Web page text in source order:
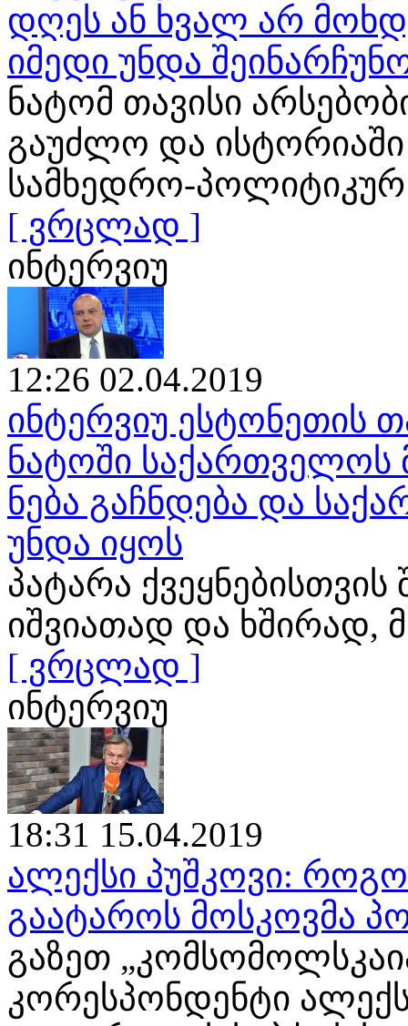
დღეს ან ხვალ არ
იმედი უნდა
ნატომ თავისი
გაუძლო და
სამხედრო-
[ ვრცლად ]
ინტერვიუ
12:26 02.04.2019
ინტერვიუ ესტონეთის
ნატოში საქართველოს
ნება გაჩნდება და
უნდა იყოს
პატარა
იშვიათად და
[ ვრცლად ]
ინტერვიუ
18:31 15.04.2019
ალექსი პუშკოვი:
გაატაროს მოსკოვმა
გაზეთ
კორესპონდენტი